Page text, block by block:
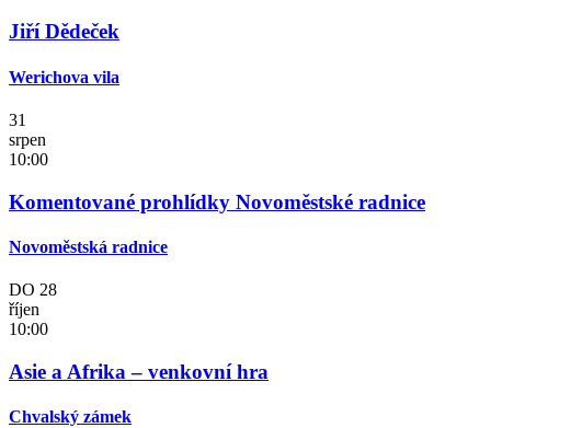
Jiří Dědeček
Werichova vila
31
srpen
10:00
Komentované prohlídky Novoměstské radnice
Novoměstská radnice
DO 28
říjen
10:00
Asie a Afrika – venkovní hra
Chvalský zámek